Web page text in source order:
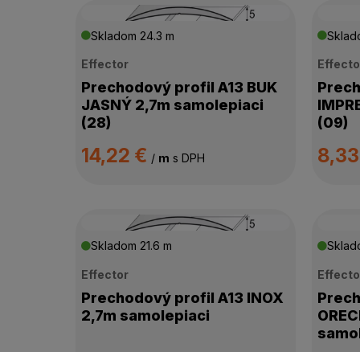
Skladom 24.3 m
Effector
Prechodový profil A13 BUK
JASNÝ 2,7m samolepiaci
(28)
14,22 € / m s DPH
(09)
Skladom 21.6 m
Effector
Prechodový profil A13 INOX
2,7m samolepiaci